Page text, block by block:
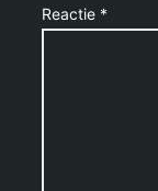
Reactie *